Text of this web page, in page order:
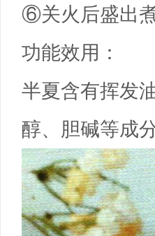
⑥关火后盛出
功能效用：
半夏含有挥发
醇、胆碱等成